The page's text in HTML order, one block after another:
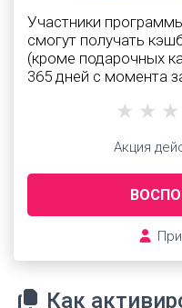
Участники
смогут получать
(кроме подарочных
365 дней с момента
Акция
Как